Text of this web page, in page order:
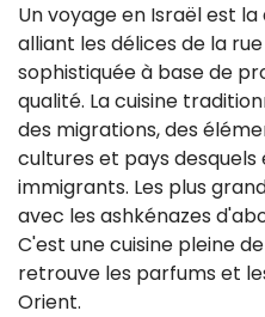
Un voyage en Israël est
alliant les délices de la
sophistiquée à base de
qualité. La cuisine
des migrations, des
cultures et pays
immigrants. Les plus
avec les ashkénazes
C'est une cuisine pleine
retrouve les parfums et
Orient.